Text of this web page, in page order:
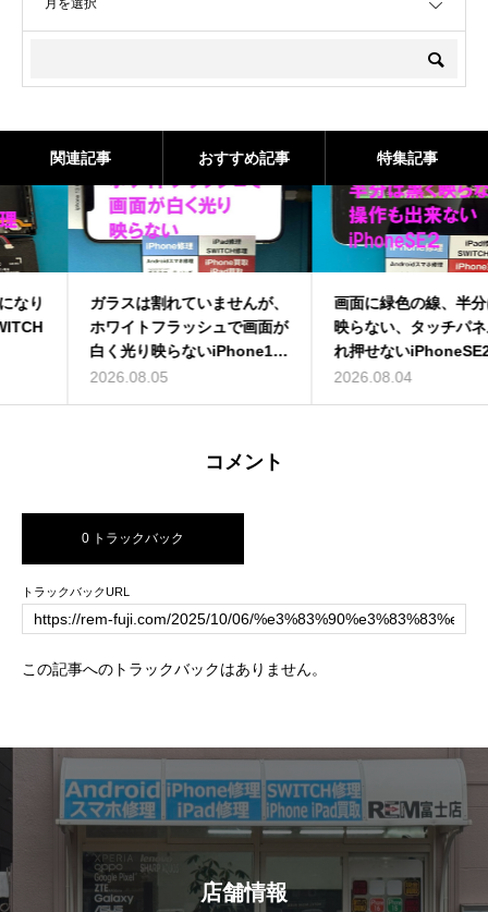
関連記事 おすすめ記事 特集記事
ガラスは割れていませんが、
ホワイトフラッシュで画面が
白く光り映らないiPhone13
ProMaxの画面交換を即日修
2026.08.05
画面に緑色の線、半分は黒く
映らない、タッチパネルも壊
れ押せないiPhoneSE2の画
面交換を即日修理
2026.08.04
コメント
0 トラックバック
トラックバックURL
この記事へのトラックバックはありません。
店舗情報